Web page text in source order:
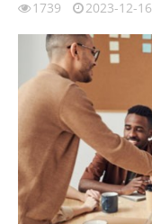
1739 2023-12-16